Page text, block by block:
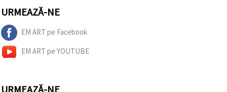
URMEAZĂ-NE
EM ART pe Facebook
EM ART pe YOUTUBE
URMEAZĂ-NE